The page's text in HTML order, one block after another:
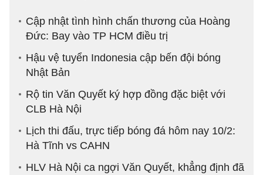
Cập nhật tình hình chấn thương của Hoàng
Đức: Bay vào TP HCM điều trị
Hậu vệ tuyển Indonesia cập bến đội bóng
Nhật Bản
Rộ tin Văn Quyết ký hợp đồng đặc biệt với
CLB Hà Nội
Lịch thi đấu, trực tiếp bóng đá hôm nay 10/2:
Hà Tĩnh vs CAHN
HLV Hà Nội ca ngợi Văn Quyết, khẳng định đã